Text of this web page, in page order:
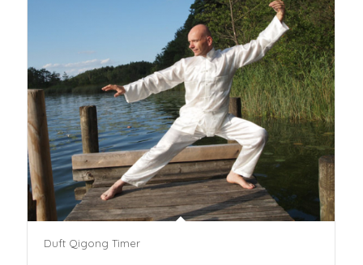
Duft Qigong Timer